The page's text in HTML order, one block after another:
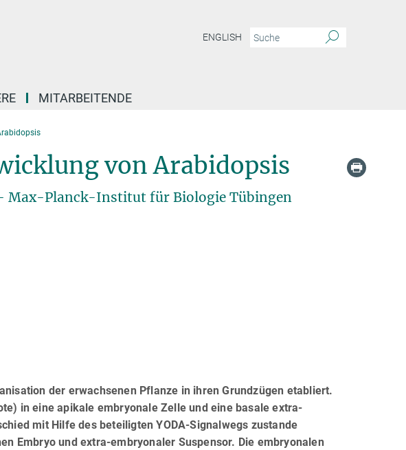
ENGLISH
MITARBEITENDE
von Arabidopsis
Max-Planck-Institut für Biologie Tübingen
der erwachsenen Pflanze in ihren Grundzügen etabliert.
in eine apikale embryonale Zelle und eine basale extra-
mit Hilfe des beteiligten YODA-Signalwegs zustande
Embryo und extra-embryonaler Suspensor. Die embryonalen